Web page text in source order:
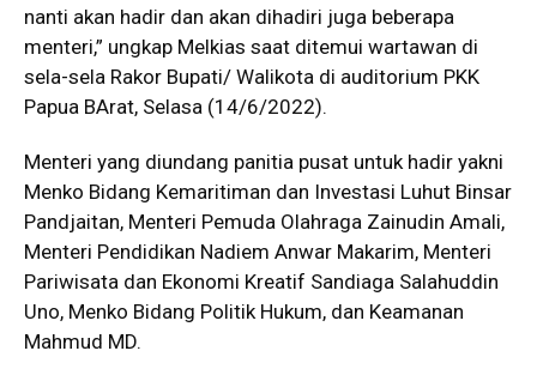
nanti akan hadir dan akan dihadiri juga beberapa
menteri,” ungkap Melkias saat ditemui wartawan di
sela-sela Rakor Bupati/ Walikota di auditorium PKK
Papua BArat, Selasa (14/6/2022).
Menteri yang diundang panitia pusat untuk hadir yakni
Menko Bidang Kemaritiman dan Investasi Luhut Binsar
Pandjaitan, Menteri Pemuda Olahraga Zainudin Amali,
Menteri Pendidikan Nadiem Anwar Makarim, Menteri
Pariwisata dan Ekonomi Kreatif Sandiaga Salahuddin
Uno, Menko Bidang Politik Hukum, dan Keamanan
Mahmud MD.